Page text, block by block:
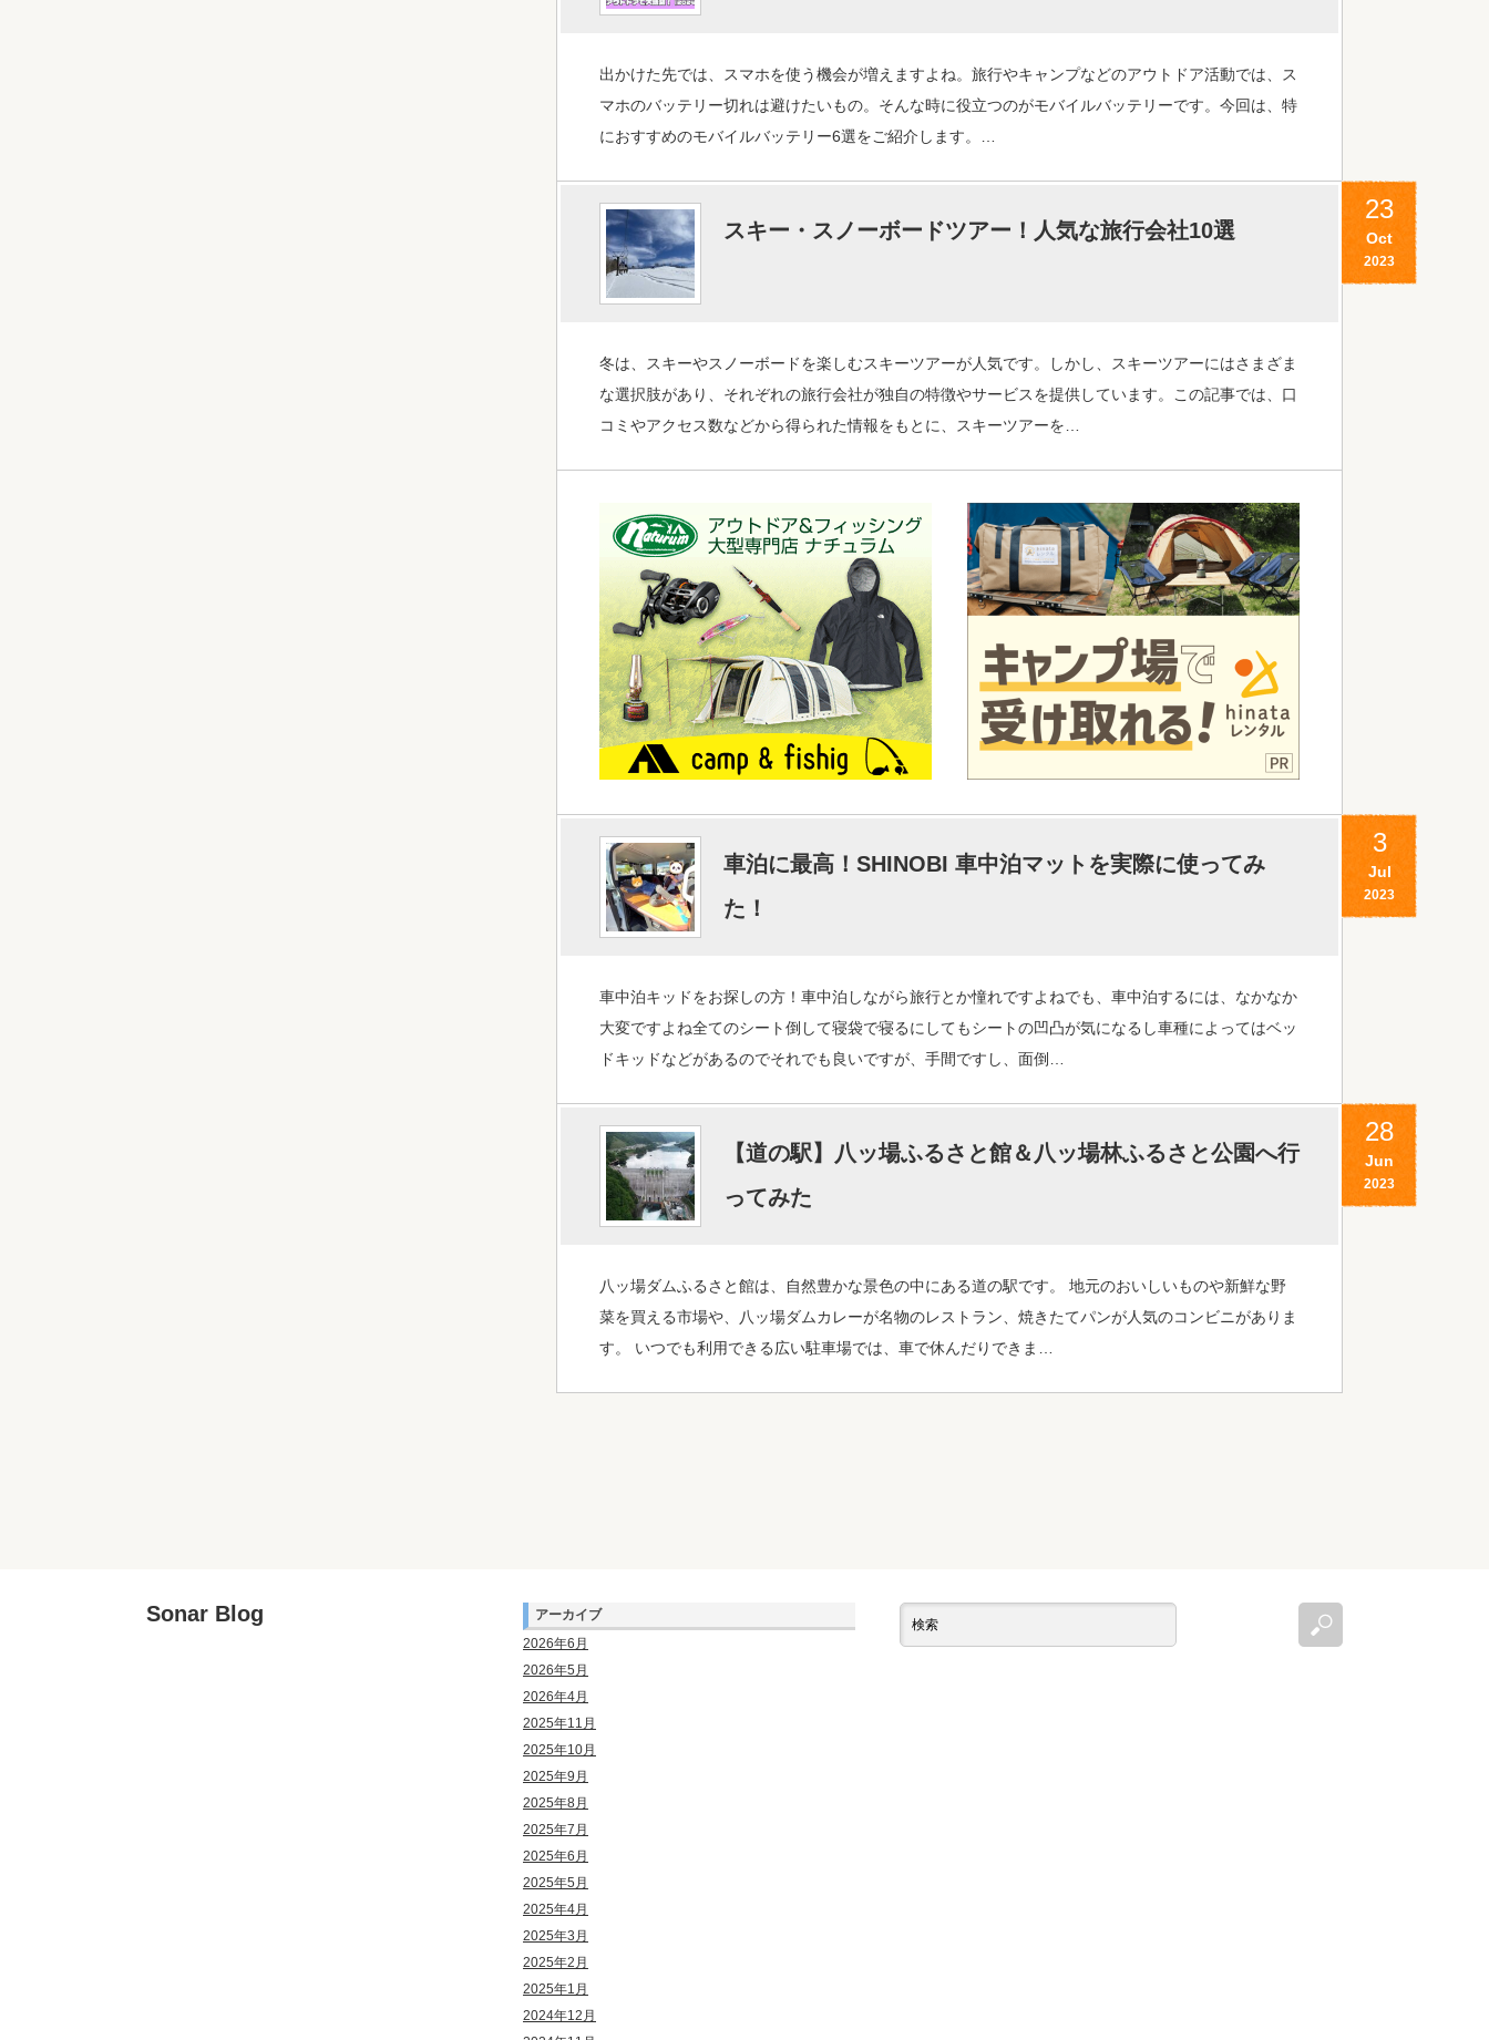
出かけた先では、スマホを使う機会が増えますよね。旅行やキャンプなどのアウトドア活動では、ス
マホのバッテリー切れは避けたいもの。そんな時に役立つのがモバイルバッテリーです。今回は、特
におすすめのモバイルバッテリー6選をご紹介します。…
23
Oct
2023
スキー・スノーボードツアー！人気な旅行会社10選
冬は、スキーやスノーボードを楽しむスキーツアーが人気です。しかし、スキーツアーにはさまざま
な選択肢があり、それぞれの旅行会社が独自の特徴やサービスを提供しています。この記事では、口
コミやアクセス数などから得られた情報をもとに、スキーツアーを…
3
Jul
2023
車泊に最高！SHINOBI 車中泊マットを実際に使ってみ
た！
車中泊キッドをお探しの方！車中泊しながら旅行とか憧れですよねでも、車中泊するには、なかなか
大変ですよね全てのシート倒して寝袋で寝るにしてもシートの凹凸が気になるし車種によってはベッ
ドキッドなどがあるのでそれでも良いですが、手間ですし、面倒…
28
Jun
2023
【道の駅】八ッ場ふるさと館＆八ッ場林ふるさと公園へ行
ってみた
八ッ場ダムふるさと館は、自然豊かな景色の中にある道の駅です。 地元のおいしいものや新鮮な野
菜を買える市場や、八ッ場ダムカレーが名物のレストラン、焼きたてパンが人気のコンビニがありま
す。 いつでも利用できる広い駐車場では、車で休んだりできま…
Sonar Blog
アーカイブ
2026年6月
2026年5月
2026年4月
2025年11月
2025年10月
2025年9月
2025年8月
2025年7月
2025年6月
2025年5月
2025年4月
2025年3月
2025年2月
2025年1月
2024年12月